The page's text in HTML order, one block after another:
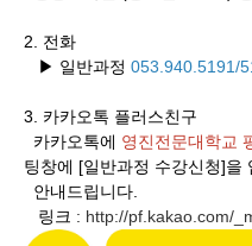
2. 전화
▶ 일반과정 053.940.5191/
3. 카카오톡 플러스친구
카카오톡에 영진전문대학교
팅창에 [일반과정 수강신청]을
안내드립니다.
링크 : http://pf.kakao.com/